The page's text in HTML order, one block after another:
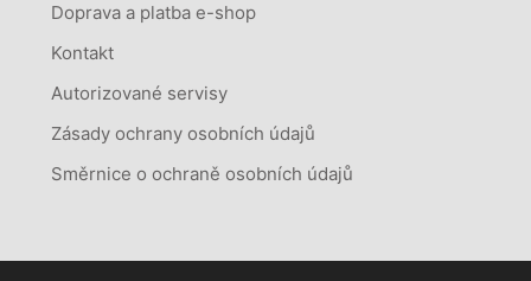
Doprava a platba e-shop
Kontakt
Autorizované servisy
Zásady ochrany osobních údajů
Směrnice o ochraně osobních údajů